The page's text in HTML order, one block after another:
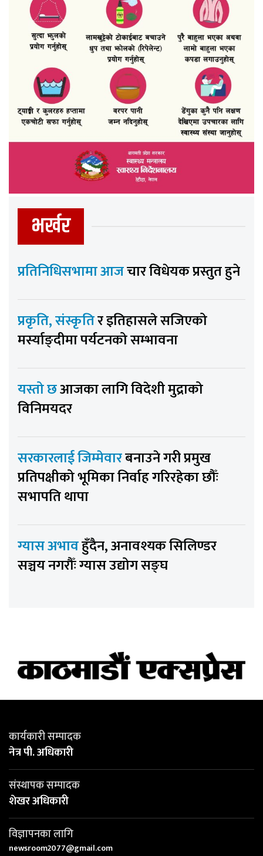
भर्खर
प्रतिनिधिसभामा आजचार विधेयक प्रस्तुत हुने
प्रकृति, संस्कृतिर इतिहासले सजिएको
मर्स्याङ्दीमा पर्यटनको सम्भावना
यस्तो छआजका लागि विदेशी मुद्राको
विनिमयदर
सरकारलाई जिम्मेवारबनाउने गरी प्रमुख
प्रतिपक्षीको भूमिका निर्वाह गरिरहेका छौँः
सभापति थापा
ग्यास अभावहुँदैन, अनावश्यक सिलिण्डर
सञ्चय नगरौँः ग्यास उद्योग सङ्घ
कार्यकारी सम्पादक
नेत्र पी. अधिकारी
संस्थापक सम्पादक
शेखर अधिकारी
विज्ञापनका लागि
newsroom2077@gmail.com